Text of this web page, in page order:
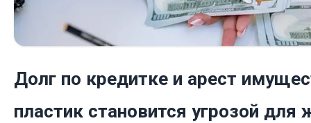
Долг по кредитке и арест
пластик становится угрозой для